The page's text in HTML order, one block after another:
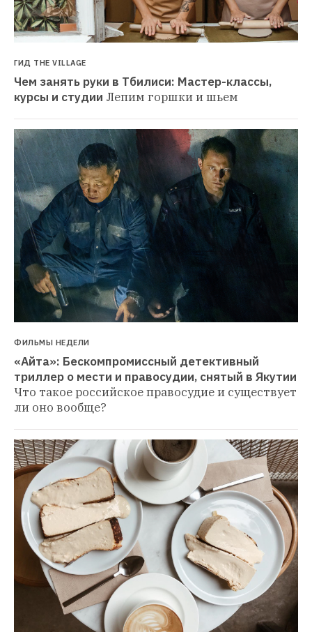
ГИД THE VILLAGE
Чем занять руки в Тбилиси: Мастер-классы,
курсы и студии Лепим горшки и шьем
ФИЛЬМЫ НЕДЕЛИ
«Айта»: Бескомпромиссный детективный
триллер о мести и правосудии, снятый в Якутии
Что такое российское правосудие и существует
ли оно вообще?